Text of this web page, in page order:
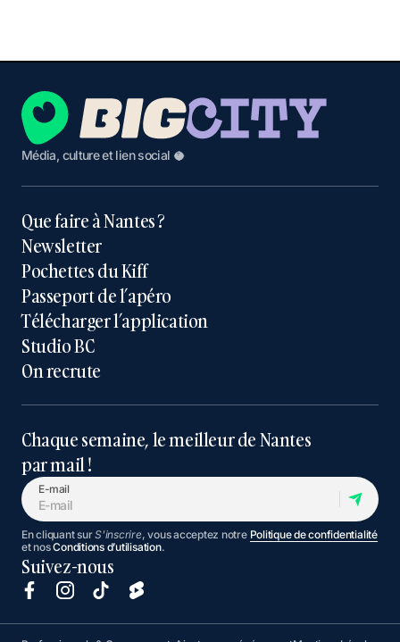
Média, culture et lien social 🥥
Que faire à Nantes ?
Newsletter
Pochettes du Kiff
Passeport de l’apéro
Télécharger l’application
Studio BC
On recrute
Chaque semaine, le meilleur de Nantes
par mail !
E-mail
En cliquant surS'inscrire, vous acceptez notre Politique de confidentialité
et nosConditions d’utilisation.
Suivez-nous